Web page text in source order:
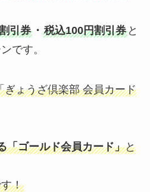
引券・ 税込100円割引券と
です。
ぎょうざ倶楽部 会員カード
「ゴールド会員カード」と
！